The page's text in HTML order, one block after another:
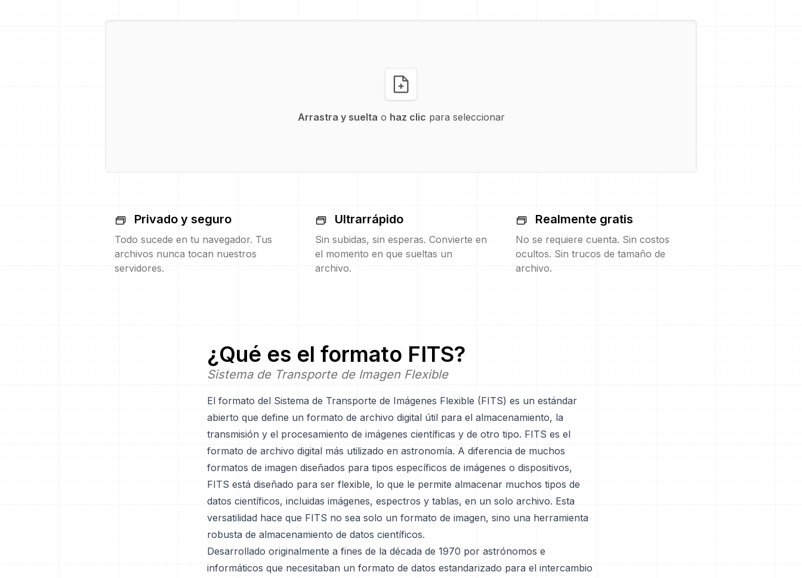
Arrastra y suelta o haz clic para seleccionar
Privado y seguro
Todo sucede en tu navegador. Tus
archivos nunca tocan nuestros
servidores.
Ultrarrápido
Sin subidas, sin esperas. Convierte en
el momento en que sueltas un
archivo.
Realmente gratis
No se requiere cuenta. Sin costos
ocultos. Sin trucos de tamaño de
archivo.
¿Qué es el formato FITS?
Sistema de Transporte de Imagen Flexible
El formato del Sistema de Transporte de Imágenes Flexible (FITS) es un estándar
abierto que define un formato de archivo digital útil para el almacenamiento, la
transmisión y el procesamiento de imágenes científicas y de otro tipo. FITS es el
formato de archivo digital más utilizado en astronomía. A diferencia de muchos
formatos de imagen diseñados para tipos específicos de imágenes o dispositivos,
FITS está diseñado para ser flexible, lo que le permite almacenar muchos tipos de
datos científicos, incluidas imágenes, espectros y tablas, en un solo archivo. Esta
versatilidad hace que FITS no sea solo un formato de imagen, sino una herramienta
robusta de almacenamiento de datos científicos.
Desarrollado originalmente a fines de la década de 1970 por astrónomos e
informáticos que necesitaban un formato de datos estandarizado para el intercambio